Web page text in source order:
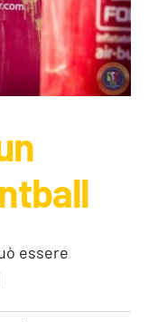
paintball
essere